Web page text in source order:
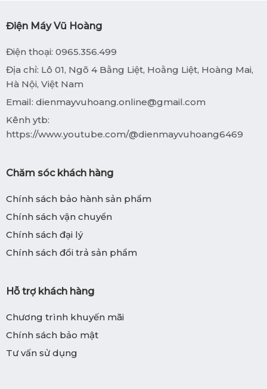
Điện Máy Vũ Hoàng
Điện thoại: 0965.356.499
Địa chỉ: Lô 01, Ngõ 4 Bằng Liệt, Hoằng Liệt, Hoàng Mai,
Hà Nội, Việt Nam
Email: dienmayvuhoang.online@gmail.com
Kênh ytb:
https://www.youtube.com/@dienmayvuhoang6469
Chăm sóc khách hàng
Chính sách bảo hành sản phẩm
Chính sách vận chuyển
Chính sách đại lý
Chính sách đổi trả sản phẩm
Hỗ trợ khách hàng
Chương trình khuyến mãi
Chính sách bảo mật
Tư vấn sử dụng